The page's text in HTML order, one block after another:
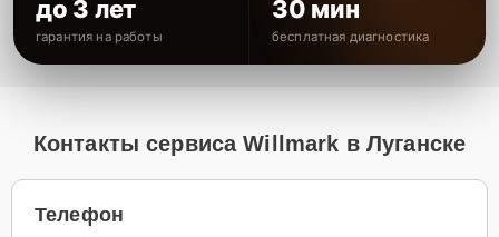
до 3 лет
гарантия на работы
30 мин
бесплатная диагностика
Контакты сервиса Willmark в Луганске
Телефон